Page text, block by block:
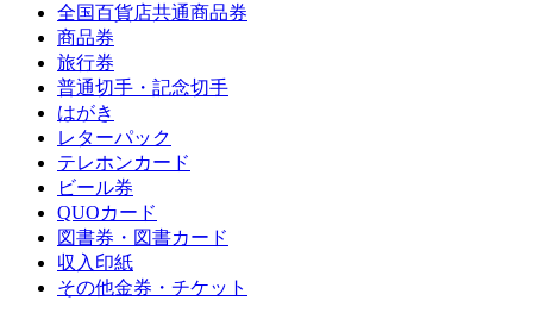
全国百貨店共通商品券
商品券
旅行券
普通切手・記念切手
はがき
レターパック
テレホンカード
ビール券
QUOカード
図書券・図書カード
収入印紙
その他金券・チケット